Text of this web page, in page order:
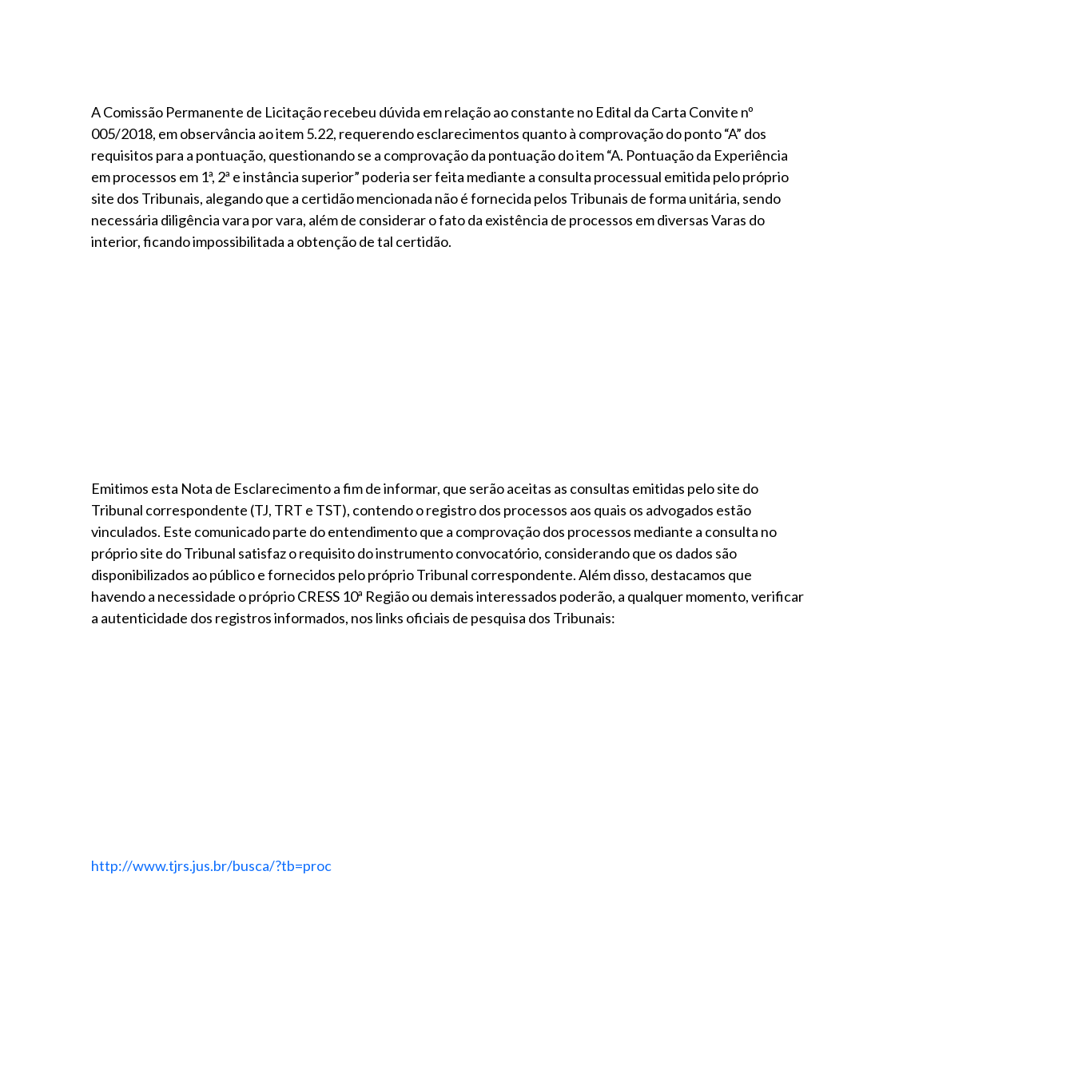
A Comissão Permanente de Licitação recebeu dúvida em relação ao constante no Edital da Carta Convite nº
005/2018, em observância ao item 5.22, requerendo esclarecimentos quanto à comprovação do ponto “A” dos
requisitos para a pontuação, questionando se a comprovação da pontuação do item “A. Pontuação da Experiência
em processos em 1ª, 2ª e instância superior” poderia ser feita mediante a consulta processual emitida pelo próprio
site dos Tribunais, alegando que a certidão mencionada não é fornecida pelos Tribunais de forma unitária, sendo
necessária diligência vara por vara, além de considerar o fato da existência de processos em diversas Varas do
interior, ficando impossibilitada a obtenção de tal certidão.
Emitimos esta Nota de Esclarecimento a fim de informar, que serão aceitas as consultas emitidas pelo site do
Tribunal correspondente (TJ, TRT e TST), contendo o registro dos processos aos quais os advogados estão
vinculados. Este comunicado parte do entendimento que a comprovação dos processos mediante a consulta no
próprio site do Tribunal satisfaz o requisito do instrumento convocatório, considerando que os dados são
disponibilizados ao público e fornecidos pelo próprio Tribunal correspondente. Além disso, destacamos que
havendo a necessidade o próprio CRESS 10ª Região ou demais interessados poderão, a qualquer momento, verificar
a autenticidade dos registros informados, nos links oficiais de pesquisa dos Tribunais:
http://www.tjrs.jus.br/busca/?tb=proc